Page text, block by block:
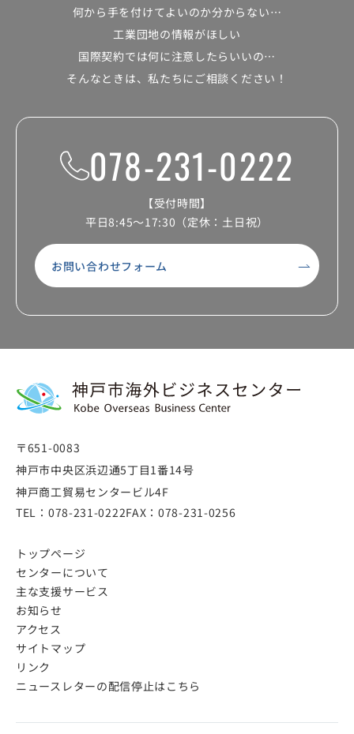
何から手を付けてよいのか分からない…
工業団地の情報がほしい
国際契約では何に注意したらいいの…
そんなときは、私たちにご相談ください！
078-231-0222
【受付時間】
平日8:45～17:30（定休：土日祝）
お問い合わせフォーム
〒651-0083
神戸市中央区浜辺通5丁目1番14号
神戸商工貿易センタービル4F
TEL： 078-231-0222FAX：078-231-0256
トップページ
センターについて
主な支援サービス
お知らせ
アクセス
サイトマップ
リンク
ニュースレターの配信停止はこちら